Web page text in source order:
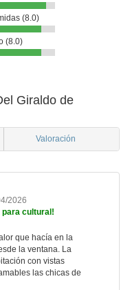
(8.0)
(8.0)
Giraldo de
Valoración
2026
para cultural!
que hacía en la
la ventana. La
con vistas
las chicas de